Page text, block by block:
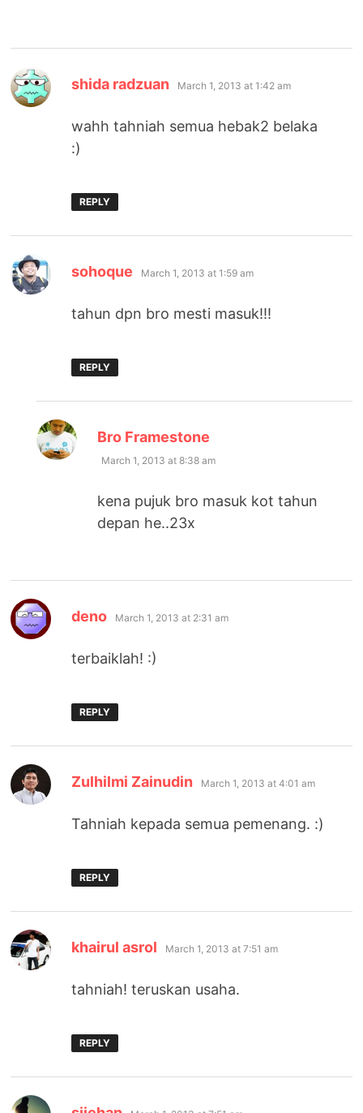
shida radzuan says:
March 1, 2013 at 1:42 am
wahh tahniah semua hebak2 belaka
:)
REPLY
sohoque says:
March 1, 2013 at 1:59 am
tahun dpn bro mesti masuk!!!
REPLY
Bro Framestone
March 1, 2013 at 8:38 am
kena pujuk bro masuk kot tahun
depan he..23x
deno says:
March 1, 2013 at 2:31 am
terbaiklah! :)
REPLY
Zulhilmi Zainudin says:
March 1, 2013 at 4:01 am
Tahniah kepada semua pemenang. :)
REPLY
khairul asrol says:
March 1, 2013 at 7:51 am
tahniah! teruskan usaha.
REPLY
says: